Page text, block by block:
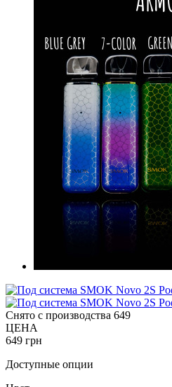
Снято с производства 649
ЦЕНА
649 грн
Доступные опции